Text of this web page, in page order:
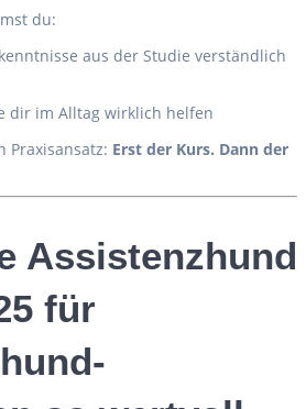
du:
aus der Studie verständlich
dir im Alltag wirklich helfen
Praxisansatz: Erst der Kurs. Dann der
Assistenzhund
für